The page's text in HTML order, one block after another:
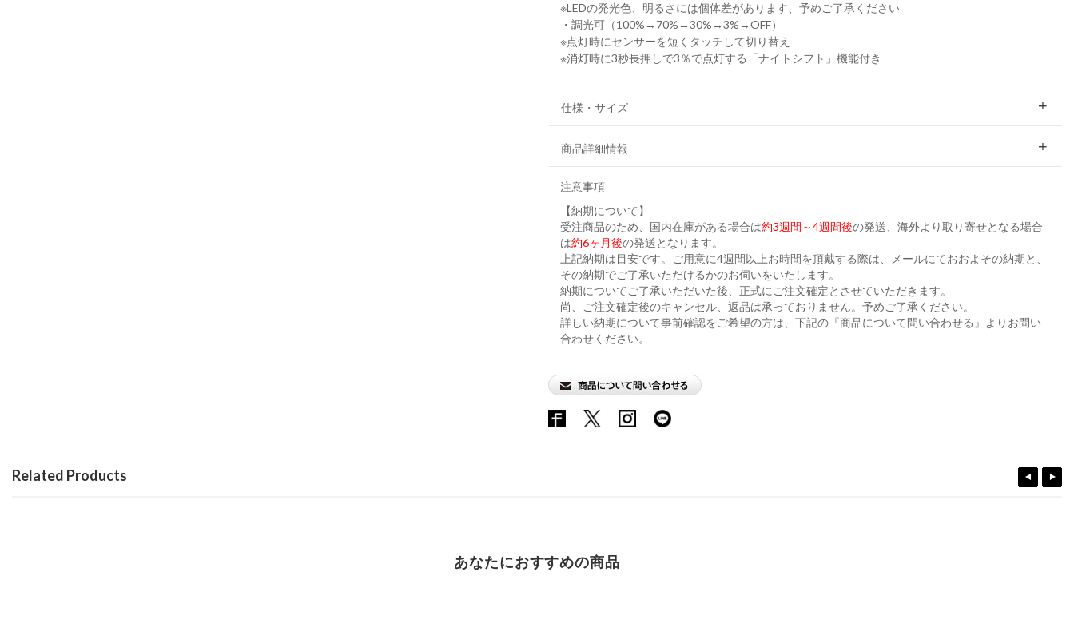
※LEDの発光色、明るさには個体差があります、予めご了承ください
・調光可（100%→70%→30%→3%→OFF）
※点灯時にセンサーを短くタッチして切り替え
※消灯時に3秒長押しで3％で点灯する「ナイトシフト」機能付き
仕様・サイズ
商品詳細情報
注意事項
【納期について】
受注商品のため、国内在庫がある場合は約3週間～4週間後の発送、海外より取り寄せとなる場合
は約6ヶ月後の発送となります。
上記納期は目安です。ご用意に4週間以上お時間を頂戴する際は、メールにておおよその納期と、
その納期でご了承いただけるかのお伺いをいたします。
納期についてご了承いただいた後、正式にご注文確定とさせていただきます。
尚、ご注文確定後のキャンセル、返品は承っておりません。予めご了承ください。
詳しい納期について事前確認をご希望の方は、下記の『商品について問い合わせる』よりお問い
合わせください。
Related Products
あなたにおすすめの商品